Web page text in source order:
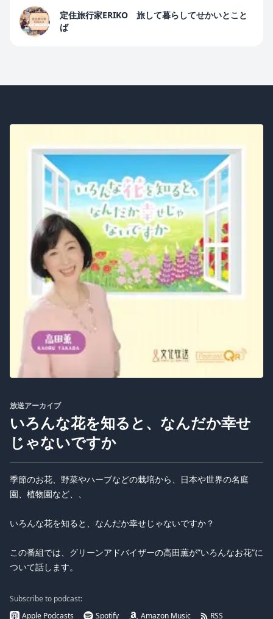
定住旅行家ERIKO 旅して暮らしてせかいとこと
ば
放送アーカイブ
いろんな花を知ると、なんだか幸せ
じゃないですか
季節のお花、野菜やハーブなどの栽培から、日本や世界の名庭
園、植物園など、、
いろんな花を知ると、なんだか幸せじゃないですか？
この番組では、グリーンアドバイザーの高田薫が”いろんなお花”に
ついて話します。
Subscribe to podcast:
Apple Podcasts
Spotify Amazon Music RSS